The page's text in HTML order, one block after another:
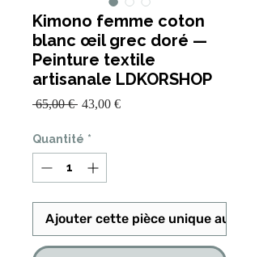
Kimono femme coton
blanc œil grec doré —
Peinture textile
artisanale LDKORSHOP
65,00 € Prix
43,00 €Prix
Quantité *
Ajouter cette pièce unique au